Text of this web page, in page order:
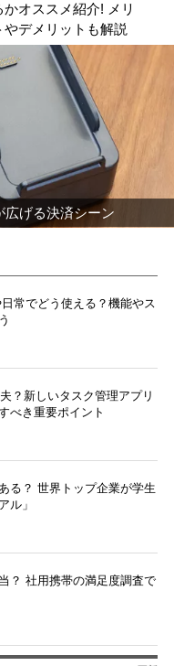
かオススメ紹介! メリ
やデメリットも解説
広げる決済シーン
常でどう使える？機能やス
？新しいタスク管理アプリ
べき重要ポイント
る？ 世界トップ企業が学生
ル」
？ 社用携帯の満足度調査で